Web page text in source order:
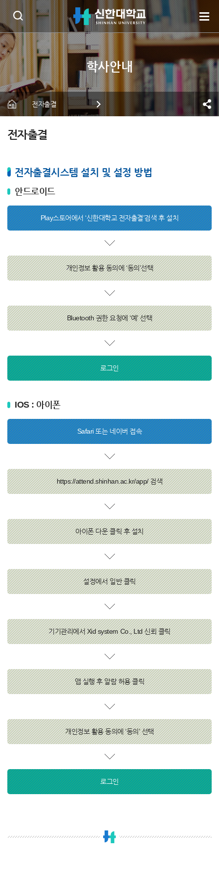
전자출결
전자출결
전자출결시스템 설치 및 설정 방법
안드로이드
Play스토어에서 ‘신한대학교 전자출결’검색 후 설치
개인정보 활용 동의에 ‘동의’선택
Bluetooth 권한 요청에 ‘예’ 선택
로그인
IOS : 아이폰
Safari 또는 네이버 접속
https://attend.shinhan.ac.kr/app/ 검색
아이폰 다운 클릭 후 설치
설정에서 일반 클릭
기기관리에서 Xid system Co., Ltd 신뢰 클릭
앱 실행 후 알람 허용 클릭
개인정보 활용 동의에 ‘동의’ 선택
로그인